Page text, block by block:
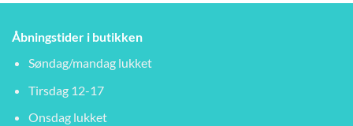
Åbningstider i butikken
Søndag/mandag lukket
Tirsdag 12-17
Onsdag lukket